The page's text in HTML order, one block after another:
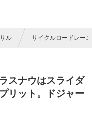
ル サイクルロードレース
スナウはスライダ
リット。ドジャー